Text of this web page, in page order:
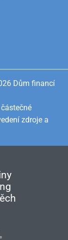
Dům financí
zdroje a